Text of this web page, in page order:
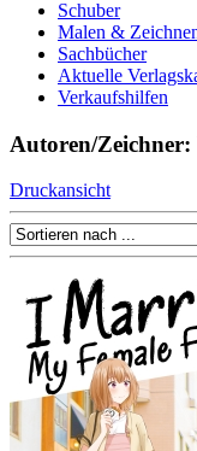
Schuber
Malen &
Sachbücher
Aktuelle
Verkaufshilfen
Autoren/Zeichner:
Druckansicht